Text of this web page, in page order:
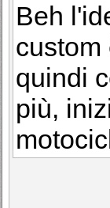
Beh
custom
quindi
più,